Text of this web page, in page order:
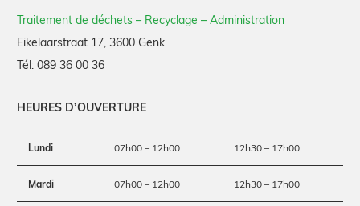
Traitement de déchets – Recyclage – Administration
Eikelaarstraat 17, 3600 Genk
Tél: 089 36 00 36
HEURES D’OUVERTURE
Lundi 07h00 – 12h00 12h30 – 17h00
Mardi 07h00 – 12h00 12h30 – 17h00